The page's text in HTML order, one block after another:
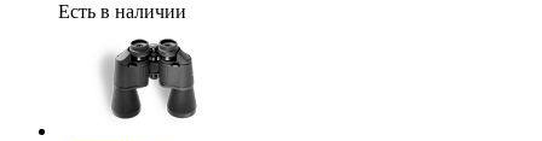
Есть в наличии